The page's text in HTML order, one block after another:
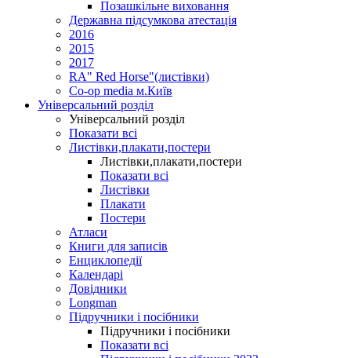
Позашкільне виховання
Державна підсумкова атестація
2016
2015
2017
RA" Red Horse"(листівки)
Co-op media м.Київ
Універсальний розділ
Універсальний розділ
Показати всі
Листівки,плакати,постери
Листівки,плакати,постери
Показати всі
Листівки
Плакати
Постери
Атласи
Книги для записів
Енциклопедії
Календарі
Довідники
Longman
Підручники і посібники
Підручники і посібники
Показати всі